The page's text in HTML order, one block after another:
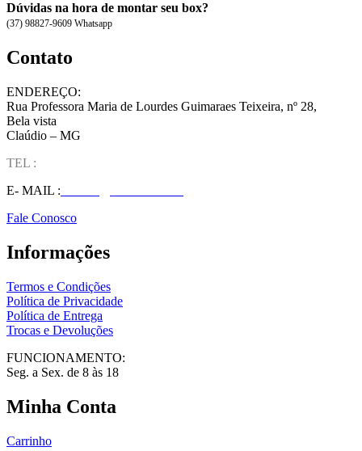
Dúvidas na hora de montar seu box?
(37) 98827-9609 Whatsapp
Contato
ENDEREÇO:
Rua Professora Maria de Lourdes Guimaraes Teixeira, nº 28,
Bela vista
Claúdio – MG
TEL :
E- MAIL :
Fale Conosco
Informações
Termos e Condições
Política de Privacidade
Política de Entrega
Trocas e Devoluções
FUNCIONAMENTO:
Seg. a Sex. de 8 às 18
Minha Conta
Carrinho